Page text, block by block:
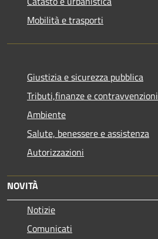
Mobilità e trasporti
Giustizia e sicurezza pubblica
Tributi,finanze e contravvenzioni
Ambiente
Salute, benessere e assistenza
Autorizzazioni
NOVITÀ
Notizie
Comunicati